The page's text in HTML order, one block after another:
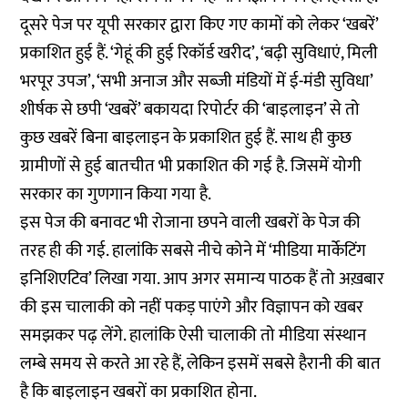
दूसरे पेज पर यूपी सरकार द्वारा किए गए कामों को लेकर ‘खबरें’
प्रकाशित हुई हैं. ‘गेहूं की हुई रिकॉर्ड खरीद’, ‘बढ़ी सुविधाएं, मिली
भरपूर उपज’, ‘सभी अनाज और सब्जी मंडियों में ई-मंडी सुविधा’
शीर्षक से छपी ‘खबरें’ बकायदा रिपोर्टर की ‘बाइलाइन’ से तो
कुछ खबरें बिना बाइलाइन के प्रकाशित हुई हैं. साथ ही कुछ
ग्रामीणों से हुई बातचीत भी प्रकाशित की गई है. जिसमें योगी
सरकार का गुणगान किया गया है.
इस पेज की बनावट भी रोजाना छपने वाली खबरों के पेज की
तरह ही की गई. हालांकि सबसे नीचे कोने में ‘मीडिया मार्केटिंग
इनिशिएटिव’ लिखा गया. आप अगर समान्य पाठक हैं तो अख़बार
की इस चालाकी को नहीं पकड़ पाएंगे और विज्ञापन को खबर
समझकर पढ़ लेंगे. हालांकि ऐसी चालाकी तो मीडिया संस्थान
लम्बे समय से करते आ रहे हैं, लेकिन इसमें सबसे हैरानी की बात
है कि बाइलाइन खबरों का प्रकाशित होना.